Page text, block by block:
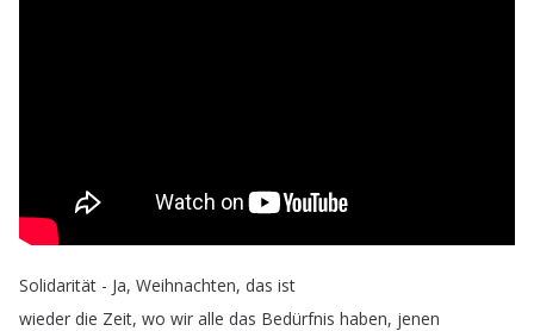
Solidarität - Ja, Weihnachten, das ist
wieder die Zeit, wo wir alle das Bedürfnis haben, jenen